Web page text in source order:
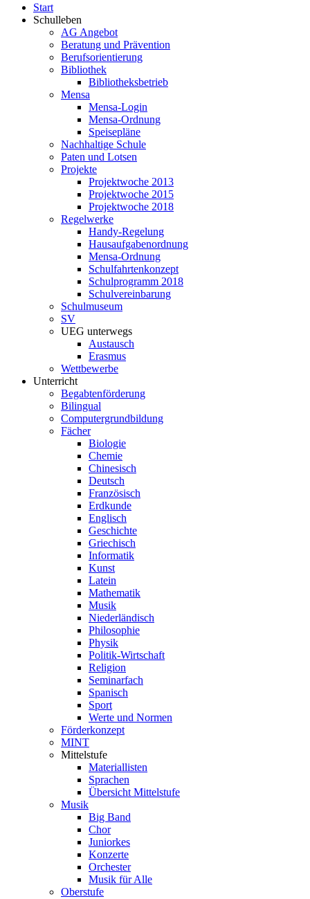
Start
Schulleben
AG Angebot
Beratung und Prävention
Berufsorientierung
Bibliothek
Bibliotheksbetrieb
Mensa
Mensa-Login
Mensa-Ordnung
Speisepläne
Nachhaltige Schule
Paten und Lotsen
Projekte
Projektwoche 2013
Projektwoche 2015
Projektwoche 2018
Regelwerke
Handy-Regelung
Hausaufgabenordnung
Mensa-Ordnung
Schulfahrtenkonzept
Schulprogramm 2018
Schulvereinbarung
Schulmuseum
SV
UEG unterwegs
Austausch
Erasmus
Wettbewerbe
Unterricht
Begabtenförderung
Bilingual
Computergrundbildung
Fächer
Biologie
Chemie
Chinesisch
Deutsch
Französisch
Erdkunde
Englisch
Geschichte
Griechisch
Informatik
Kunst
Latein
Mathematik
Musik
Niederländisch
Philosophie
Physik
Politik-Wirtschaft
Religion
Seminarfach
Spanisch
Sport
Werte und Normen
Förderkonzept
MINT
Mittelstufe
Materiallisten
Sprachen
Übersicht Mittelstufe
Musik
Big Band
Chor
Juniorkes
Konzerte
Orchester
Musik für Alle
Oberstufe